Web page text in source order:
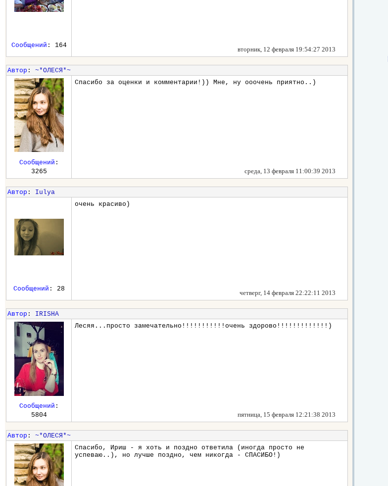
вторник, 12 февраля 19:54:27 2013
Сообщений : 164
Автор :~*ОЛЕСЯ*~
Спасибо за оценки и комментарии!)) Мне, ну ооочень приятно..)
среда, 13 февраля 11:00:39 2013
Сообщений :
3265
Автор : Iulya
очень красиво)
четверг, 14 февраля 22:22:11 2013
Сообщений : 28
Автор : IRISHA
Лесяя...просто замечательно!!!!!!!!!!!очень здорово!!!!!!!!!!!!!)
пятница, 15 февраля 12:21:38 2013
Сообщений :
5804
Автор :~*ОЛЕСЯ*~
Спасибо, Ириш - я хоть и поздно ответила (иногда просто не
успеваю..), но лучше поздно, чем никогда - СПАСИБО!)